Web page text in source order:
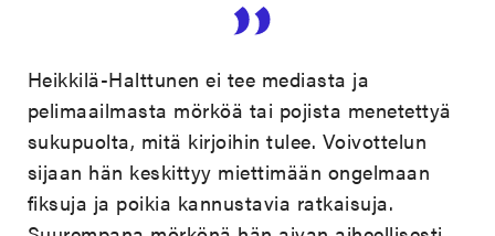
Heikkilä-Halttunen ei tee mediasta ja
pelimaailmasta mörköä tai pojista menetettyä
sukupuolta, mitä kirjoihin tulee. Voivottelun
sijaan hän keskittyy miettimään ongelmaan
fiksuja ja poikia kannustavia ratkaisuja.